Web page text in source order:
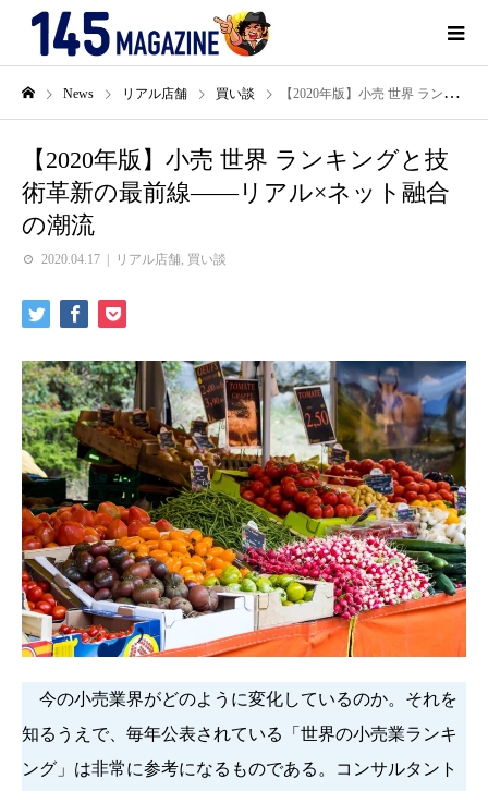
News リアル店舗 買い談 【2020年版】小売 世界 ランキングと技術革新の最前線——リアル×ネット融合の潮流
【2020年版】小売 世界 ランキングと技
術革新の最前線——リアル×ネット融合
の潮流
2020.04.17 リアル店舗 買い談
今の小売業界がどのように変化しているのか。それを
知るうえで、毎年公表されている「世界の小売業ランキ
ング」は非常に参考になるものである。コンサルタント